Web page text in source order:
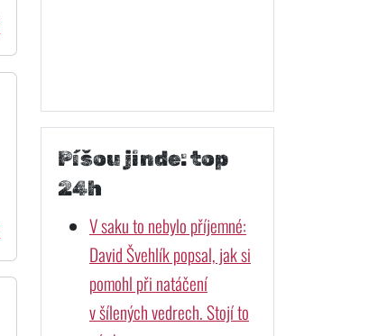
Píšou jinde: top
24h
V saku to nebylo příjemné:
David Švehlík popsal, jak si
pomohl při natáčení
v šílených vedrech. Stojí to